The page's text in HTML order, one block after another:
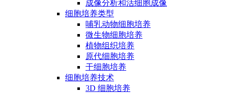
成像分析和活细胞成像
细胞培养类型
哺乳动物细胞培养
微生物细胞培养
植物组织培养
原代细胞培养
干细胞培养
细胞培养技术
3D 细胞培养